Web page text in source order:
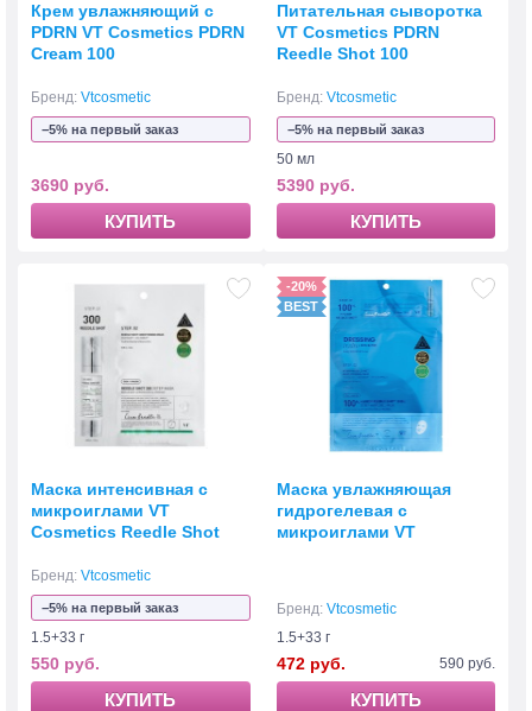
Крем увлажняющий с
PDRN VT Cosmetics PDRN
Cream 100
Бренд: Vtcosmetic
−5% на первый заказ
3690 руб.
КУПИТЬ
Питательная сыворотка
VT Cosmetics PDRN
Reedle Shot 100
Бренд: Vtcosmetic
−5% на первый заказ
50 мл
5390 руб.
КУПИТЬ
Маска интенсивная с
микроиглами VT
Cosmetics Reedle Shot
Бренд: Vtcosmetic
−5% на первый заказ
1.5+33 г
550 руб.
КУПИТЬ
Маска увлажняющая
гидрогелевая с
микроиглами VT
Бренд: Vtcosmetic
-20%
1.5+33 г
472 руб. 590 руб.
КУПИТЬ